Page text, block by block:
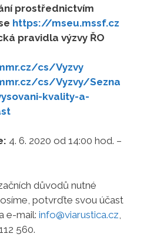
prostřednictvím
https://mseu.mssf.cz
pravidla výzvy ŘO
cs/Vyzvy
cs/Vyzvy/Sezna
kvality-a-
4. 6. 2020 od 14:00 hod. –
důvodů nutné
potvrďte svou účast
e-mail: info@viarustica.cz
560.